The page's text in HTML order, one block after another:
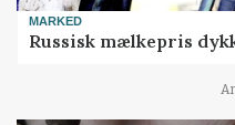
MARKED
Russisk mælkepris